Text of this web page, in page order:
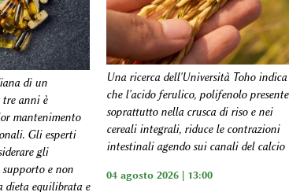
di un
anni è
mantenimento
Gli esperti
gli
e non
dieta equilibrata e
Una ricerca dell'Università Toho indica
che l'acido ferulico, polifenolo presente
soprattutto nella crusca di riso e nei
cereali integrali, riduce le contrazioni
intestinali agendo sui canali del calcio
04 agosto 2026 | 13:00